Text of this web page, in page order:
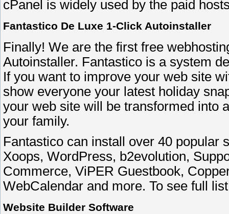
cPanel is widely used by the paid
Fantastico De Luxe 1-Click Autoinstaller
Finally! We are the first free
Autoinstaller. Fantastico is a system
If you want to improve your web site
show everyone your latest holiday
your web site will be transformed into
your family.
Fantastico can install over 40 popular
Xoops, WordPress, b2evolution,
Commerce, ViPER Guestbook,
WebCalendar and more. To see full
Website Builder Software